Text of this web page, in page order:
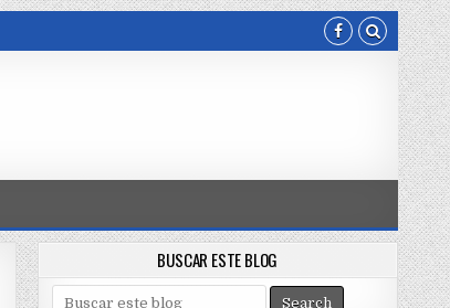
BUSCAR ESTE BLOG